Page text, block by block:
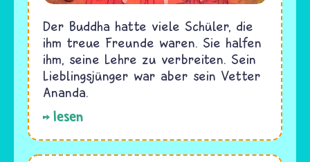
Der Buddha hatte viele Schüler, die
ihm treue Freunde waren. Sie halfen
ihm, seine Lehre zu verbreiten. Sein
Lieblingsjünger war aber sein Vetter
Ananda.
lesen